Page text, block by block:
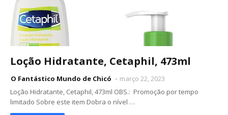
Loção Hidratante, Cetaphil, 473ml
O Fantástico Mundo de Chicó
março 22, 2023
Loção Hidratante, Cetaphil, 473ml OBS.: Promoção por tempo
limitado Sobre este item Dobra o nível …